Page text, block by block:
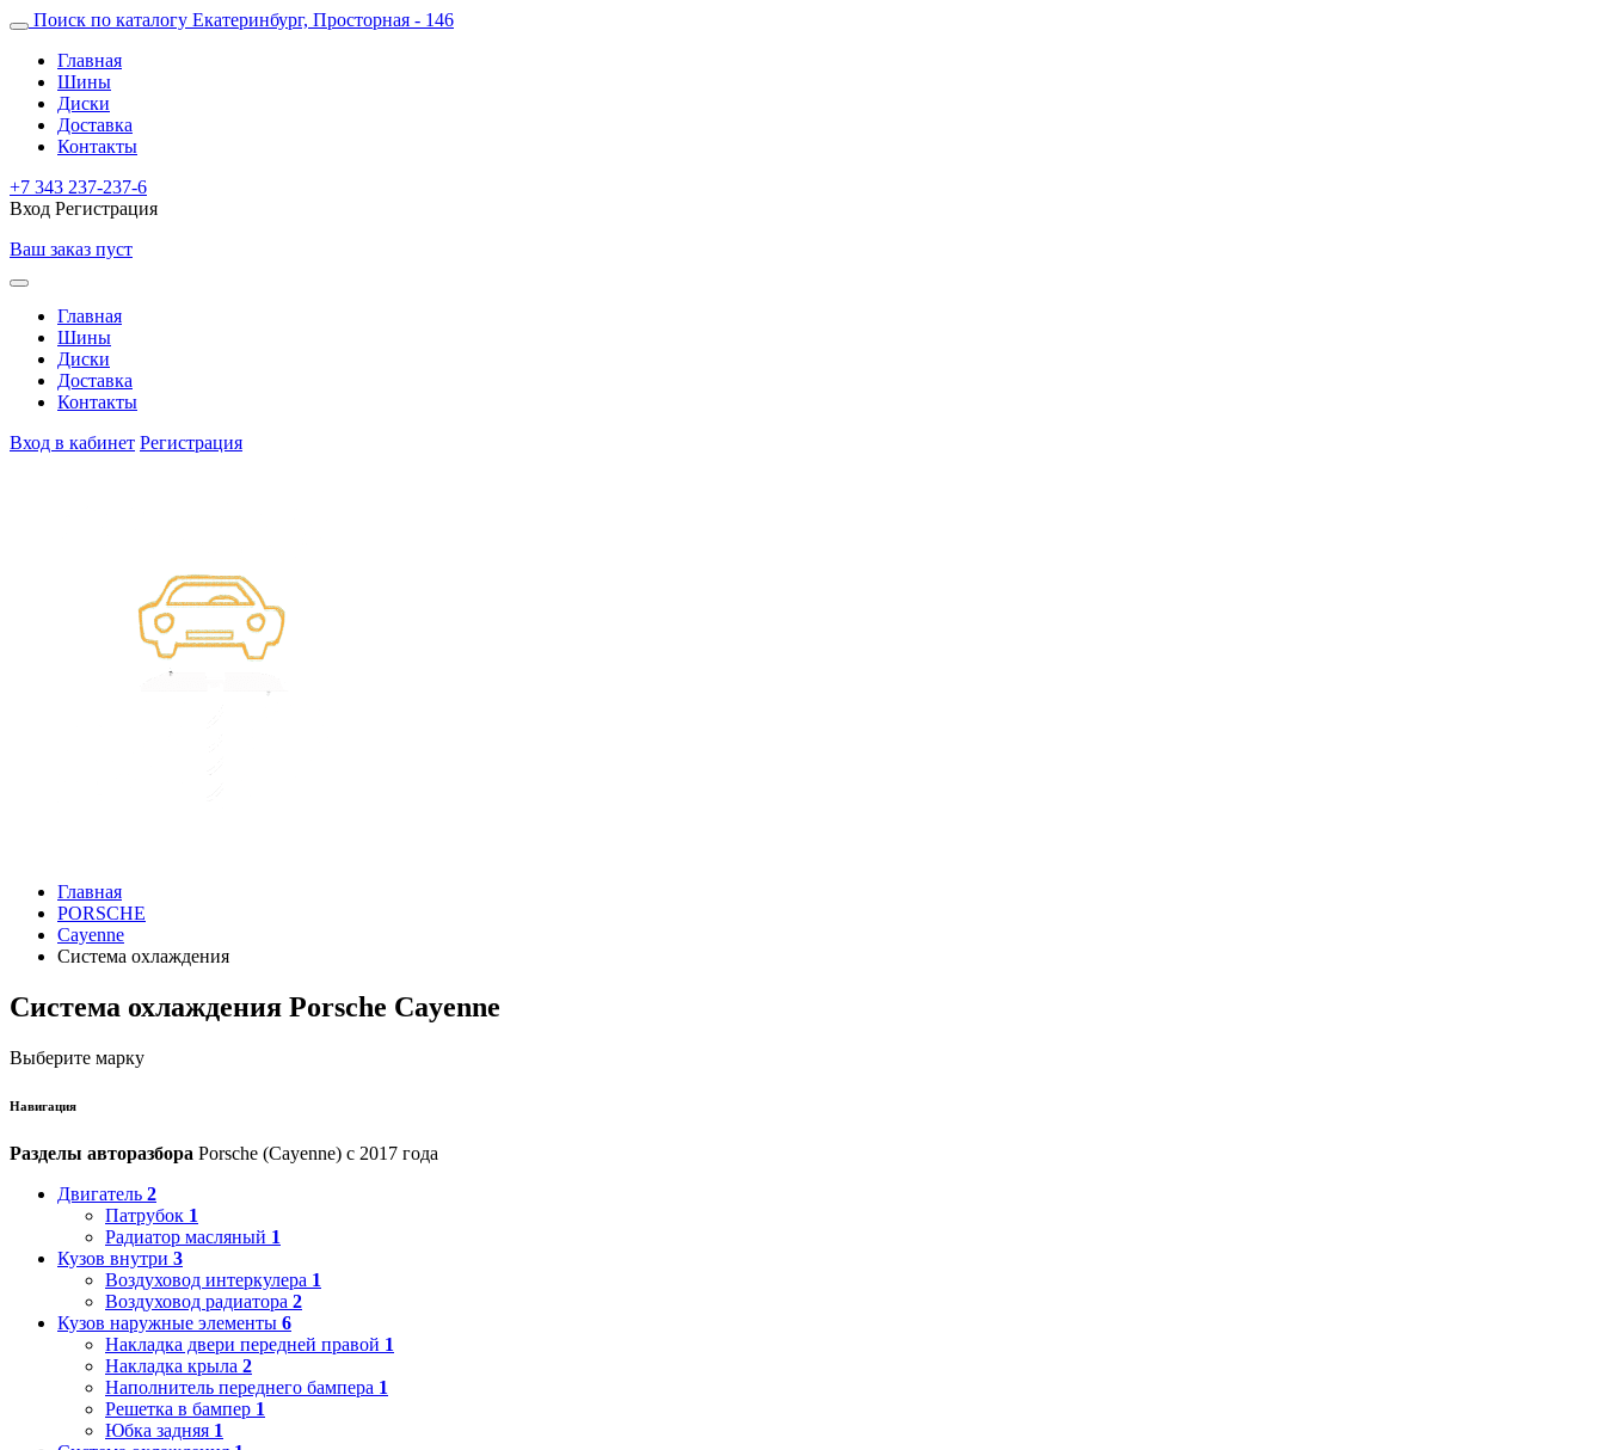
Поиск по каталогу Екатеринбург, Просторная - 146
Главная
Шины
Диски
Доставка
Контакты
+7 343 237-237-6
Вход Регистрация
Ваш заказ пуст
Главная
Шины
Диски
Доставка
Контакты
Вход в кабинет Регистрация
Главная
PORSCHE
Cayenne
Система охлаждения
Система охлаждения Porsche Cayenne
Выберите марку
Навигация
Разделы авторазбора Porsche (Cayenne) с 2017 года
Двигатель 2
Патрубок 1
Радиатор масляный 1
Кузов внутри 3
Воздуховод интеркулера 1
Воздуховод радиатора 2
Кузов наружные элементы 6
Накладка двери передней правой 1
Накладка крыла 2
Наполнитель переднего бампера 1
Решетка в бампер 1
Юбка задняя 1